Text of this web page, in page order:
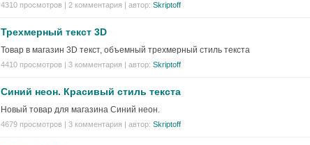
4310 просмотров | 2 комментария | автор: Skriptoff
Трехмерный текст 3D
Товар в магазин 3D текст, объемный трехмерный стиль текста
4410 просмотров | 3 комментария | автор: Skriptoff
Синий неон. Красивый стиль текста
Новый товар для магазина Синий неон.
4679 просмотров | 3 комментария | автор: Skriptoff